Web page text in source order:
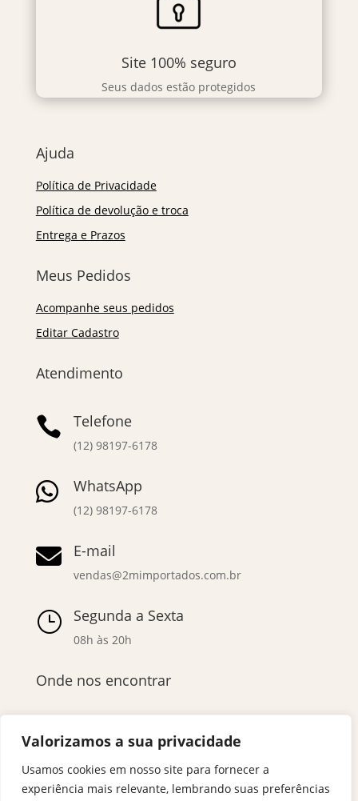
Valorizamos a sua privacidade
Usamos cookies em nosso site para fornecer a
experiência mais relevante, lembrando suas preferências
Site 100% seguro
Seus dados estão protegidos
Ajuda
Política de Privacidade
Política de devolução e troca
Entrega e Prazos
Meus Pedidos
Acompanhe seus pedidos
Editar Cadastro
Atendimento
 Telefone
(12) 98197-6178
 WhatsApp
(12) 98197-6178
 E-mail
vendas@2mimportados.com.br
} Segunda a Sexta
08h às 20h
Onde nos encontrar